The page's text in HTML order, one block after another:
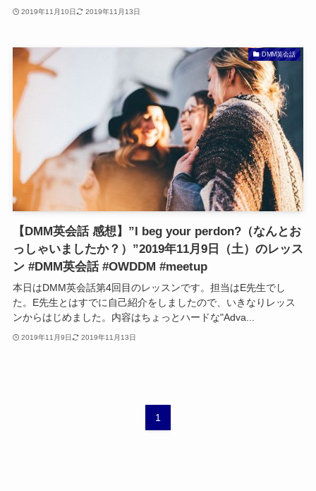
2019年11月10日 2019年11月13日
DMM英会話
【DMM英会話 感想】”I beg your perdon?（なんとお
っしゃいましたか？）”2019年11月9日（土）のレッス
ン #DMM英会話 #OWDDM #meetup
本日はDMM英会話第4回目のレッスンです。担当はE先生でし
た。E先生とはすでに自己紹介をしましたので、いきなりレッス
ンからはじめました。内容はちょっとハードな"Adva...
2019年11月9日 2019年11月13日
1